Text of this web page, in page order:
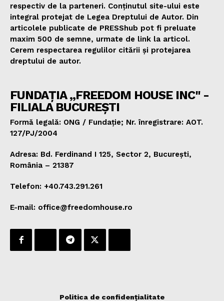
respectiv de la parteneri. Conținutul site-ului este
integral protejat de Legea Dreptului de Autor. Din
articolele publicate de PRESShub pot fi preluate
maxim 500 de semne, urmate de link la articol.
Cerem respectarea regulilor citării și protejarea
dreptului de autor.
FUNDAȚIA „FREEDOM HOUSE INC" -
FILIALA BUCUREȘTI
Formă legală: ONG / Fundație; Nr. înregistrare: AOT.
127/PJ/2004
Adresa: Bd. Ferdinand I 125, Sector 2, București,
România – 21387
Telefon: +40.743.291.261
E-mail: office@freedomhouse.ro
Politica de confidențialitate